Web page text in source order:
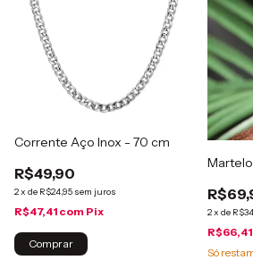
Corrente Aço Inox - 70 cm
R$49,90
2x de R$24,95 sem juros
R$47,41 com Pix 2x de
R$66,41
Só